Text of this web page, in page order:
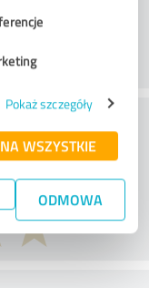
Pokaż szczegóły
WSZYSTKIE
ODMOWA
price to